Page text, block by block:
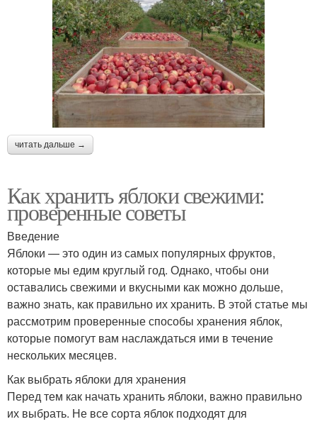
читать дальше →
Как хранить яблоки свежими:
проверенные советы
Введение
Яблоки — это один из самых популярных фруктов,
которые мы едим круглый год. Однако, чтобы они
оставались свежими и вкусными как можно дольше,
важно знать, как правильно их хранить. В этой статье мы
рассмотрим проверенные способы хранения яблок,
которые помогут вам наслаждаться ими в течение
нескольких месяцев.
Как выбрать яблоки для хранения
Перед тем как начать хранить яблоки, важно правильно
их выбрать. Не все сорта яблок подходят для